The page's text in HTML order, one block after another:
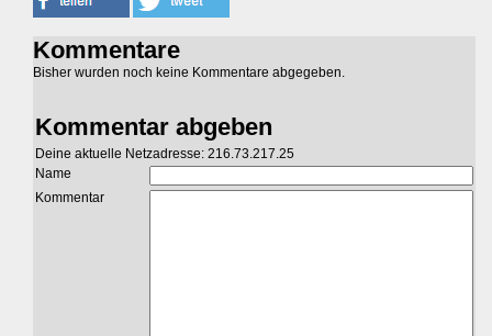
Kommentare
Bisher wurden noch keine Kommentare abgegeben.
Kommentar abgeben
Deine aktuelle Netzadresse: 216.73.217.25
Name
Kommentar